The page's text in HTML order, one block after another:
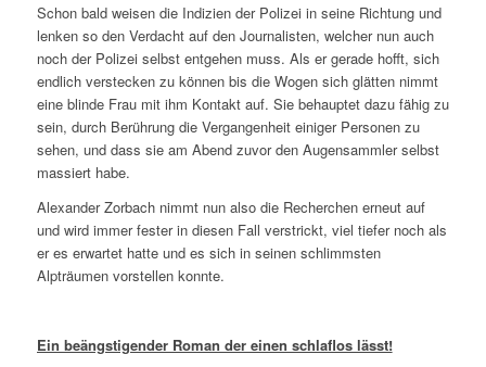
Schon bald weisen die Indizien der Polizei in seine Richtung und
lenken so den Verdacht auf den Journalisten, welcher nun auch
noch der Polizei selbst entgehen muss. Als er gerade hofft, sich
endlich verstecken zu können bis die Wogen sich glätten nimmt
eine blinde Frau mit ihm Kontakt auf. Sie behauptet dazu fähig zu
sein, durch Berührung die Vergangenheit einiger Personen zu
sehen, und dass sie am Abend zuvor den Augensammler selbst
massiert habe.
Alexander Zorbach nimmt nun also die Recherchen erneut auf
und wird immer fester in diesen Fall verstrickt, viel tiefer noch als
er es erwartet hatte und es sich in seinen schlimmsten
Alpträumen vorstellen konnte.
Ein beängstigender Roman der einen schlaflos lässt!